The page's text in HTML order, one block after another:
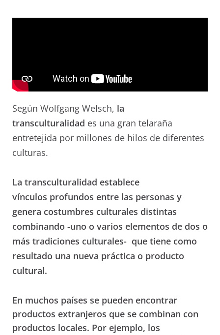
Según Wolfgang Welsch, la
transculturalidad es una gran telaraña
entretejida por millones de hilos de diferentes
culturas.
La transculturalidad establece
vínculos profundos entre las personas y
genera costumbres culturales distintas
combinando -uno o varios elementos de dos o
más tradiciones culturales- que tiene como
resultado una nueva práctica o producto
cultural.
En muchos países se pueden encontrar
productos extranjeros que se combinan con
productos locales. Por ejemplo, los